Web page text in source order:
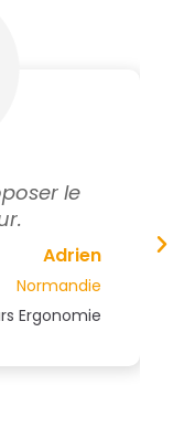
le
Adrien
Normandie
Ergonomie